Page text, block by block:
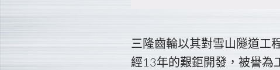
三隆齒輪以其對雪山隧道工
經13年的艱鉅開發，被譽為